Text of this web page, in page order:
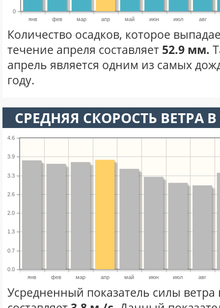
янв фев мар апр май июн июл авг
0
Количество осадков, которое
течение апреля составляет 52.9 мм.
апрель является одним из самых
году.
СРЕДНЯЯ СКОРОСТЬ ВЕТРА
янв фев мар апр май июн июл авг
0.0
0.7
1.3
2.0
2.6
3.3
3.9
4.6
Усредненный показатель силы ветра